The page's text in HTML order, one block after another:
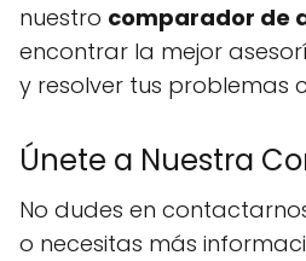
nuestro comparador de
encontrar la mejor
y resolver tus problemas
Únete a Nuestra
No dudes en
o necesitas más